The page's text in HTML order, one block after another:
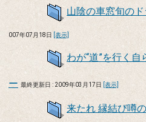
山陰の車窓旬の
007年07月18日 [表示]
わが“道”を行く
ー 最終更新日 : 2009年03月17日 [表示]
来たれ 縁結び噂